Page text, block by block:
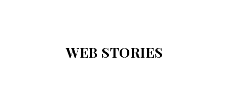
WEB STORIES